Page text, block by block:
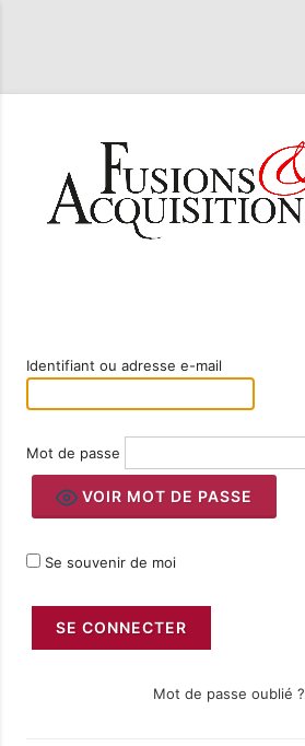
Identifiant ou adresse e-mail
Mot de passe
VOIR MOT DE PASSE
Se souvenir de moi
Mot de passe oublié ?